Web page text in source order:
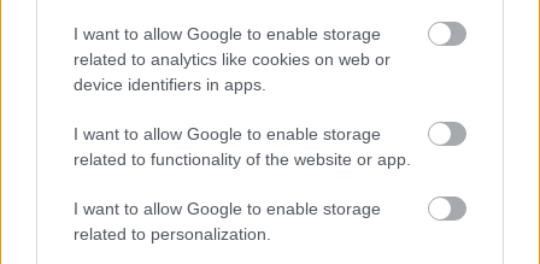
I want to allow Google to enable storage
related to analytics like cookies on web or
device identifiers in apps.
I want to allow Google to enable storage
related to functionality of the website or app.
I want to allow Google to enable storage
related to personalization.
határait nem ismerő férfit, aki nem törődik a
feleségével. Ez egy olyan férfi, aki a cselédlány
fenekét nézi, mint ahogyan általában minden pasas.
Én a filmeken, és egyéb színdarabokon edződtem,
tehát nem a görög drámán, ami nem dráma, mert én
is tudom. Mai értelemben, ahogy ismerjük a drámát,
úgy itt nem tudom mi fog történni. "Vajon ő lesz az?
Szereti? Nem szereti? Visszaszeret? Átszeret?" Ebben
az értelemben, ebben a darabban tisztán le van